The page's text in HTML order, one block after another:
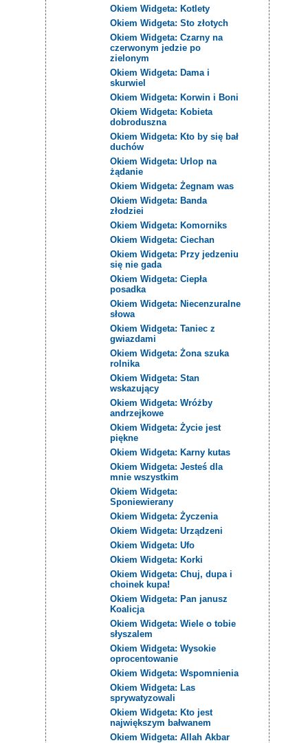
Okiem Widgeta: Kotlety
Okiem Widgeta: Sto złotych
Okiem Widgeta: Czarny na
czerwonym jedzie po
zielonym
Okiem Widgeta: Dama i
skurwiel
Okiem Widgeta: Korwin i Boni
Okiem Widgeta: Kobieta
dobroduszna
Okiem Widgeta: Kto by się bał
duchów
Okiem Widgeta: Urlop na
żądanie
Okiem Widgeta: Żegnam was
Okiem Widgeta: Banda
złodziei
Okiem Widgeta: Komorniks
Okiem Widgeta: Ciechan
Okiem Widgeta: Przy jedzeniu
się nie gada
Okiem Widgeta: Ciepła
posadka
Okiem Widgeta: Niecenzuralne
słowa
Okiem Widgeta: Taniec z
gwiazdami
Okiem Widgeta: Żona szuka
rolnika
Okiem Widgeta: Stan
wskazujący
Okiem Widgeta: Wróżby
andrzejkowe
Okiem Widgeta: Życie jest
piękne
Okiem Widgeta: Karny kutas
Okiem Widgeta: Jesteś dla
mnie wszystkim
Okiem Widgeta:
Sponiewierany
Okiem Widgeta: Życzenia
Okiem Widgeta: Urządzeni
Okiem Widgeta: Ufo
Okiem Widgeta: Korki
Okiem Widgeta: Chuj, dupa i
choinek kupa!
Okiem Widgeta: Pan janusz
Koalicja
Okiem Widgeta: Wiele o tobie
słyszalem
Okiem Widgeta: Wysokie
oprocentowanie
Okiem Widgeta: Wspomnienia
Okiem Widgeta: Las
sprywatyzowali
Okiem Widgeta: Kto jest
największym bałwanem
Okiem Widgeta: Allah Akbar